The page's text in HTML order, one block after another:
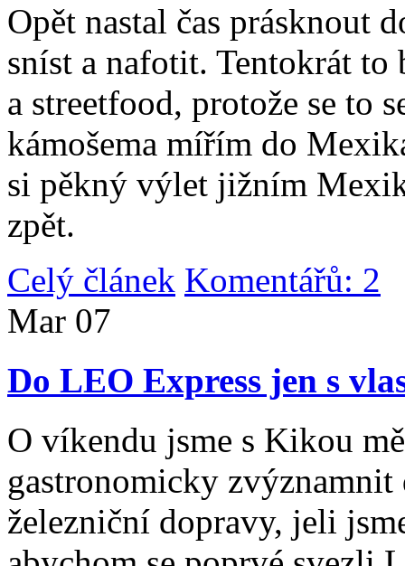
Opět nastal čas prásknout
sníst a nafotit. Tentokrát
a streetfood, protože se to
kámošema mířím do
si pěkný výlet jižním
zpět.
Celý článek Komentářů: 2
Mar 07
Do LEO Express jen s
O víkendu jsme s Kikou
gastronomicky
železniční dopravy, jeli